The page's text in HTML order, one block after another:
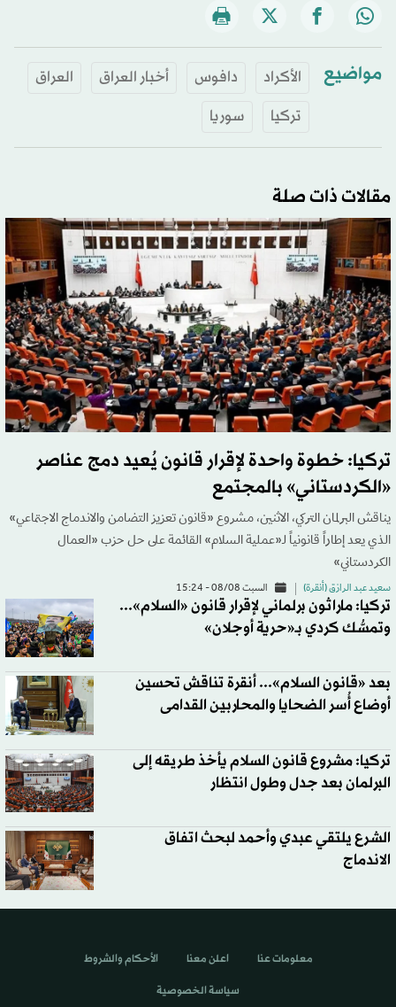
مواضيع الأكراد دافوس أخبار العراق
العراق
تركيا
سوريا
مقالات ذات صلة
تركيا: خطوة واحدة لإقرار قانون يُعيد دمج عناصر
«الكردستاني» بالمجتمع
يناقش البرلمان التركي، الاثنين، مشروع «قانون تعزيز التضامن والاندماج الاجتماعي»
الذي يعد إطاراً قانونياً لـ«عملية السلام» القائمة على حل حزب «العمال
الكردستاني»
سعيد عبد الرازق (أنقرة) السبت 08/08 - 15:24
تركيا: ماراثون برلماني لإقرار قانون «السلام»...
وتمسُّك كردي بـ«حرية أوجلان»
بعد «قانون السلام»... أنقرة تناقش تحسين
أوضاع أُسر الضحايا والمحاربين القدامى
تركيا: مشروع قانون السلام يأخذ طريقه إلى
البرلمان بعد جدل وطول انتظار
الشرع يلتقي عبدي وأحمد لبحث اتفاق
الاندماج
معلومات عنا اعلن معنا الأحكام والشروط
سياسة الخصوصية